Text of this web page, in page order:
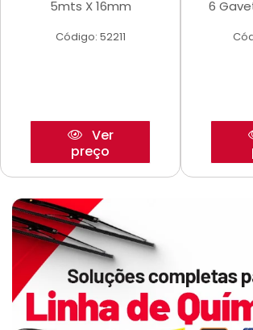
5mts X 16mm
Código: 52211
Ver
preço
6